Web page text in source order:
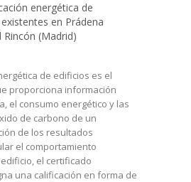
energética de
en Prádena
Rincón (Madrid)
de edificios es el
proporciona información
el consumo energético y las
de carbono de un
de los resultados
el comportamiento
el certificado
una calificación en forma de